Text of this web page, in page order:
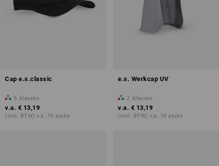
Cap e.s.classic
5 kleuren
v.a. € 13,19
(incl. BTW) v.a. 10 stuks
e.s. Werkcap UV
2 kleuren
v.a. € 13,19
(incl. BTW) v.a. 10 stuks